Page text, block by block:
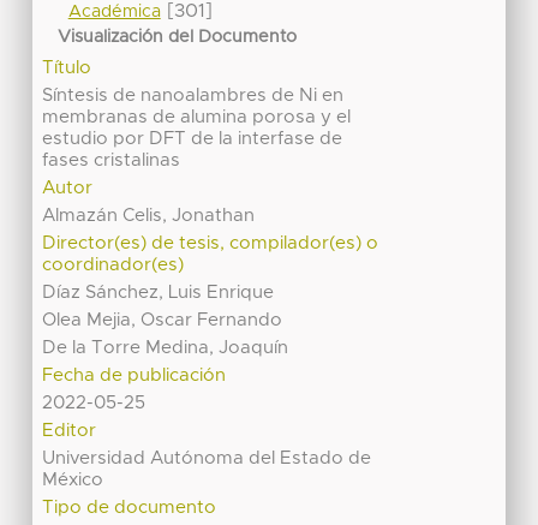
Académica[301]
Visualización del Documento
Título
Síntesis de nanoalambres de Ni en
membranas de alumina porosa y el
estudio por DFT de la interfase de
fases cristalinas
Autor
Almazán Celis, Jonathan
Director(es) de tesis, compilador(es) o
coordinador(es)
Díaz Sánchez, Luis Enrique
Olea Mejia, Oscar Fernando
De la Torre Medina, Joaquín
Fecha de publicación
2022-05-25
Editor
Universidad Autónoma del Estado de
México
Tipo de documento